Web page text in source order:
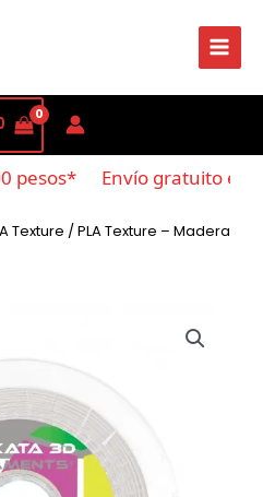
Envío gratuito en
Texture / PLA Texture – Madera